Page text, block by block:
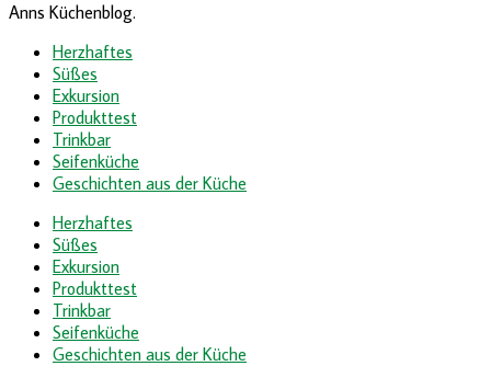
Anns Küchenblog.
Herzhaftes
Süßes
Exkursion
Produkttest
Trinkbar
Seifenküche
Geschichten aus der Küche
Herzhaftes
Süßes
Exkursion
Produkttest
Trinkbar
Seifenküche
Geschichten aus der Küche